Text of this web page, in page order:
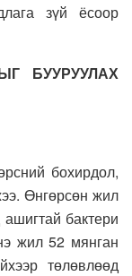
зүй ёсоор
БУУРУУЛАХ
бохирдол,
Өнгөрсөн жил
бактери
жил 52 мянган
төлөвлөөд